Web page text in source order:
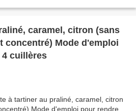
caramel, citron (sans
concentré) Mode d'emploi
cuillères